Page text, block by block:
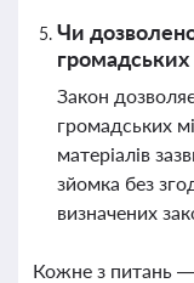
Чи
громадських
Закон
громадських
матеріалів
зйомка без
визначених
Кожне з питань —